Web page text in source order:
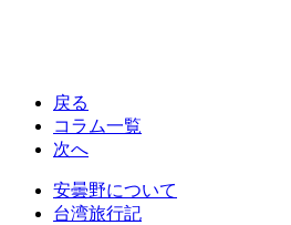
戻る
コラム一覧
次へ
安曇野について
台湾旅行記